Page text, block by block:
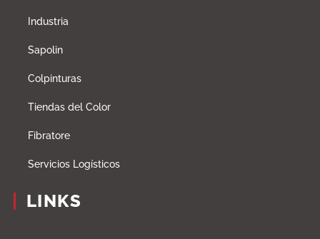
Industria
Sapolin
Colpinturas
Tiendas del Color
Fibratore
Servicios Logísticos
LINKS